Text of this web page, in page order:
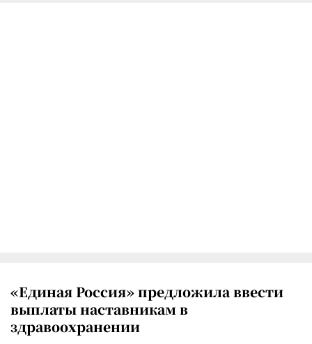
«Единая Россия» предложила ввести
выплаты наставникам в
здравоохранении